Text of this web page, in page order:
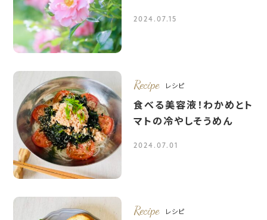
2024.07.15
Recipe レシピ
食べる美容液！わかめとト
マトの冷やしそうめん
2024.07.01
Recipe レシピ